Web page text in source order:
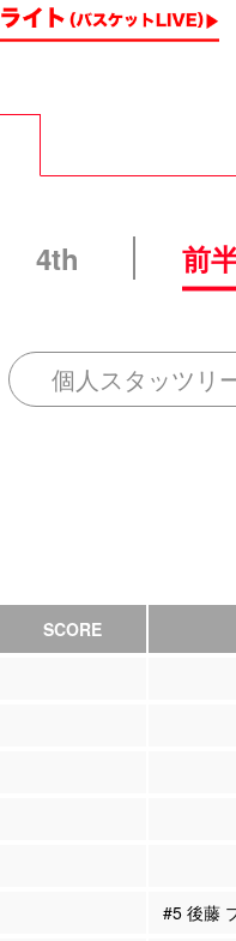
4th 前
個人スタッツリ
SCORE
#5 後藤